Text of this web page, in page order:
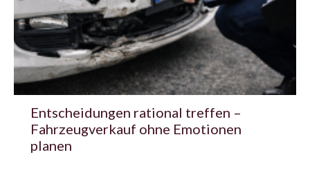
Entscheidungen rational treffen –
Fahrzeugverkauf ohne Emotionen
planen